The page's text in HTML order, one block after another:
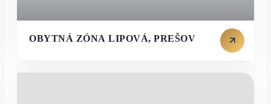
OBYTNÁ ZÓNA LIPOVÁ, PREŠOV